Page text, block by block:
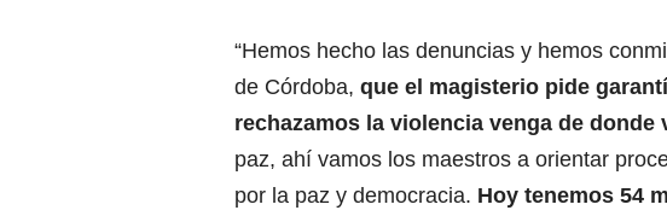
“Hemos hecho las denuncias y hemos
de Córdoba, que el magisterio pide
rechazamos la violencia venga de donde
paz, ahí vamos los maestros a orientar
por la paz y democracia. Hoy tenemos 54